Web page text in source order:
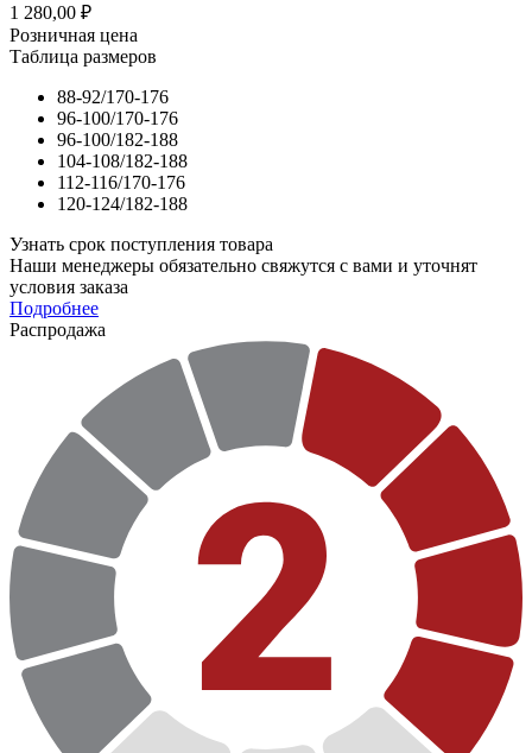
1 280,00 ₽
Розничная цена
Таблица размеров
88-92/170-176
96-100/170-176
96-100/182-188
104-108/182-188
112-116/170-176
120-124/182-188
Узнать срок поступления товара
Наши менеджеры обязательно свяжутся с вами и уточнят
условия заказа
Подробнее
Распродажа